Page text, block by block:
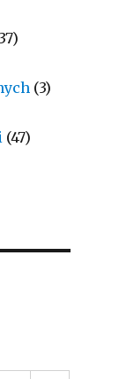
(3)
(47)